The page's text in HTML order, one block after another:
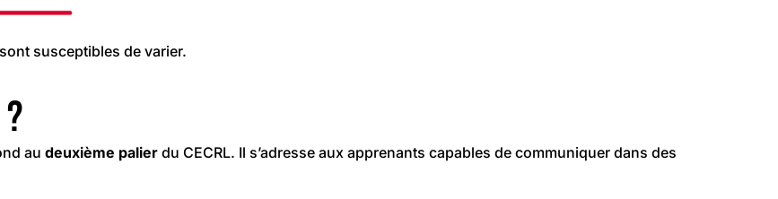
susceptibles de varier.
au deuxième palier du CECRL. Il s’adresse aux apprenants capables de communiquer dans des